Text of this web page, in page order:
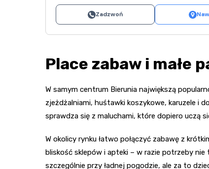
Zadzwoń
Place zabaw i małe
W samym centrum Bierunia największą
zjeżdżalniami, huśtawki koszykowe, karuzele i
sprawdza się z maluchami, które dopiero uczą
W okolicy rynku łatwo połączyć zabawę z
bliskość sklepów i apteki – w razie potrzeby
szczególnie przy ładnej pogodzie, ale za to